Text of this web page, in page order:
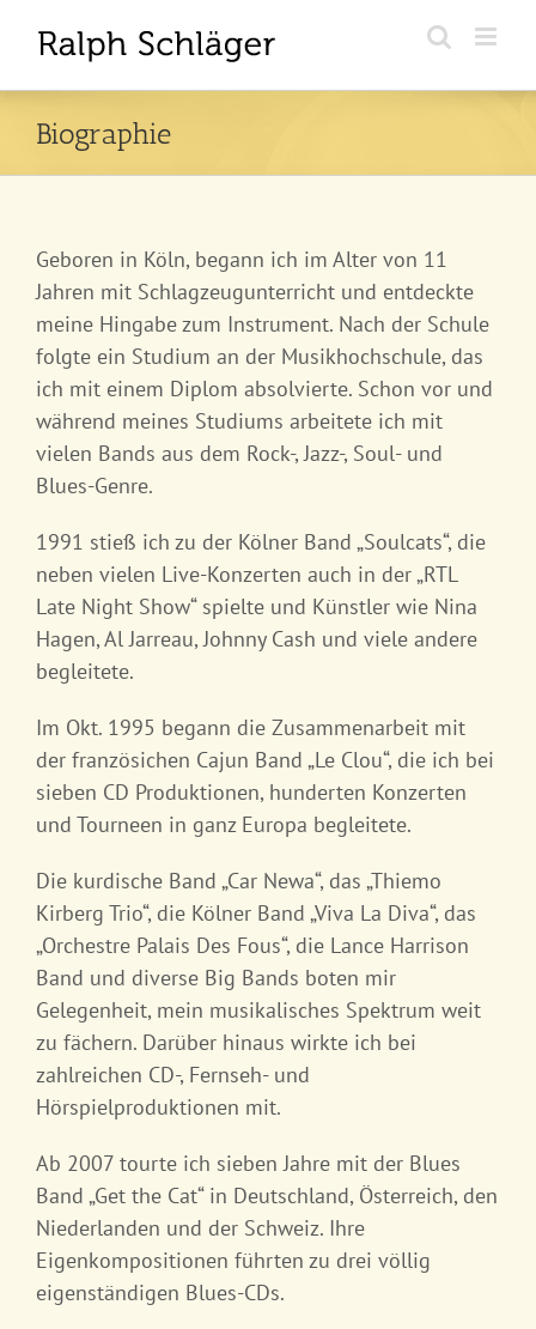
Inhalt
Biographie
Geboren in Köln, begann ich im Alter von 11
Jahren mit Schlagzeugunterricht und entdeckte
meine Hingabe zum Instrument. Nach der Schule
folgte ein Studium an der Musikhochschule, das
ich mit einem Diplom absolvierte. Schon vor und
während meines Studiums arbeitete ich mit
vielen Bands aus dem Rock-, Jazz-, Soul- und
Blues-Genre.
1991 stieß ich zu der Kölner Band „Soulcats“, die
neben vielen Live-Konzerten auch in der „RTL
Late Night Show“ spielte und Künstler wie Nina
Hagen, Al Jarreau, Johnny Cash und viele andere
begleitete.
Im Okt. 1995 begann die Zusammenarbeit mit
der französichen Cajun Band „Le Clou“, die ich bei
sieben CD Produktionen, hunderten Konzerten
und Tourneen in ganz Europa begleitete.
Die kurdische Band „Car Newa“, das „Thiemo
Kirberg Trio“, die Kölner Band „Viva La Diva“, das
„Orchestre Palais Des Fous“, die Lance Harrison
Band und diverse Big Bands boten mir
Gelegenheit, mein musikalisches Spektrum weit
zu fächern. Darüber hinaus wirkte ich bei
zahlreichen CD-, Fernseh- und
Hörspielproduktionen mit.
Ab 2007 tourte ich sieben Jahre mit der Blues
Band „Get the Cat“ in Deutschland, Österreich, den
Niederlanden und der Schweiz. Ihre
Eigenkompositionen führten zu drei völlig
eigenständigen Blues-CDs.